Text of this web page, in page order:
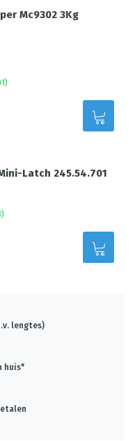
Mc9302 3Kg
)
Latch 245.54.701
)
lengtes)
huis*